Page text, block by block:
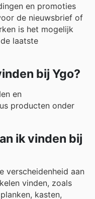
en promoties
de nieuwsbrief of
is het mogelijk
laatste
bij Ygo?
en
producten onder
ik vinden bij
verscheidenheid aan
vinden, zoals
kasten,